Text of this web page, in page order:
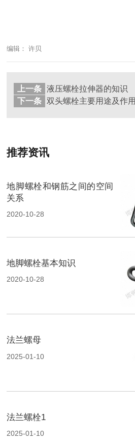
编辑： 许贝
上一条
液压螺栓拉伸器的知识
下一条
双头螺栓主要用途及作用
推荐资讯
地脚螺栓和钢筋之间的空间
关系
2020-10-28
地脚螺栓基本知识
2020-10-28
法兰螺母
2025-01-10
法兰螺栓1
2025-01-10